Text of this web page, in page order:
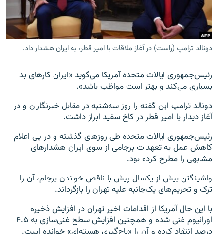
زبان‌های دیگر
دونالد ترامپ (راست) در آغاز ملاقات با امیر قطر، به ایران هشدار داد.
رئیس‌جمهوری ایالات متحده آمریکا می‌گوید «ایران کارهای بد
بسیاری می‌کند و بهتر است مواظب باشد».
دونالد ترامپ این گفته‌ را روز سه‌شنبه در مقابل خبرنگاران و در
آغاز دیدار با امیر قطر در کاخ سفید ابراز داشت.
رئیس‌جمهوری ایالات متحده طی روزهای گذشته و در پی اعلام
کاهش عمل به تعهدات برجامی از سوی ایران هشدارهای
مشابهی را مطرح کرده بود.
واشینگتن بیش از یکسال پیش با ناقص خواندن برجام، آن را
ترک و تحریم‌های یک‌جانبه علیه تهران را بازگرداند.
با این حال آمریکا از اقدامات اخیر تهران در افزایش ذخیره
اورانیوم غنی شده و همچنین افزایش سطح غنی‌سازی به ۴.۵